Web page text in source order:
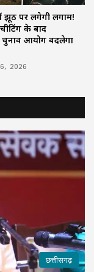
झूठ पर लगेगी लगाम!
के बाद
चुनाव आयोग बदलेगा
2026
छत्तीसगढ़